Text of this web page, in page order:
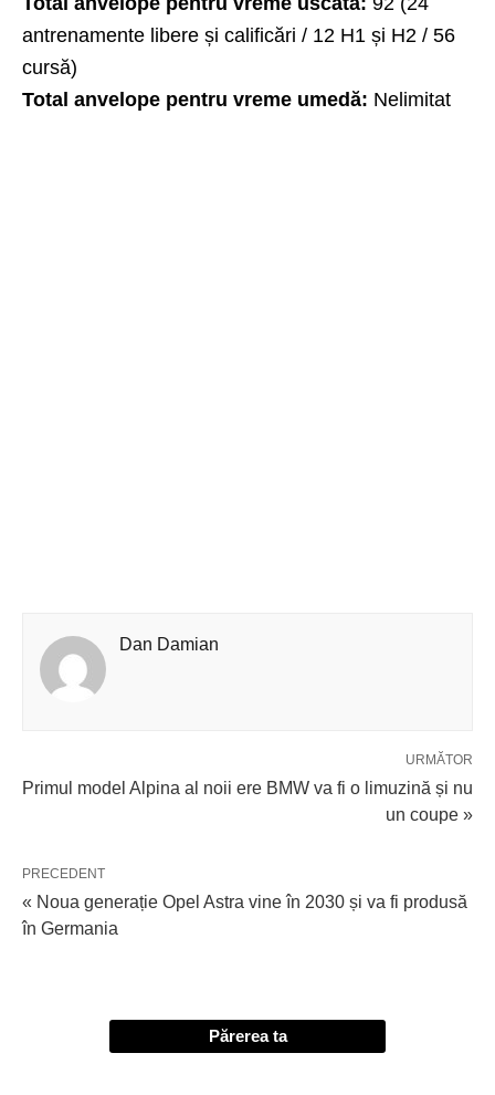
antrenamente libere și calificări / 12 H1 și H2 / 56
cursă)
Total anvelope pentru vreme umedă: Nelimitat
Dan Damian
URMĂTOR
Primul model Alpina al noii ere BMW va fi o limuzină și nu
un coupe »
PRECEDENT
« Noua generație Opel Astra vine în 2030 și va fi produsă
în Germania
Părerea ta